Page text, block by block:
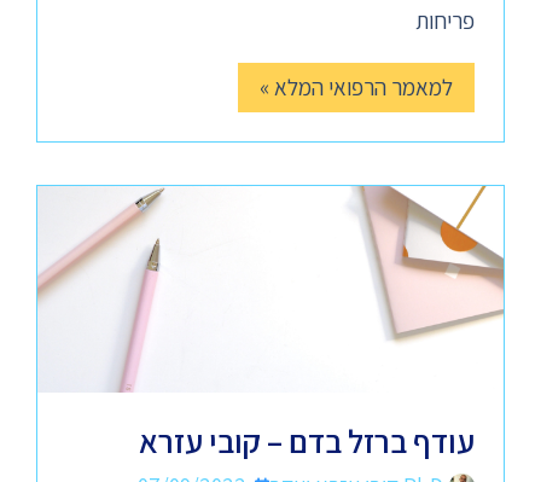
פריחות
למאמר הרפואי המלא »
עודף ברזל בדם – קובי עזרא